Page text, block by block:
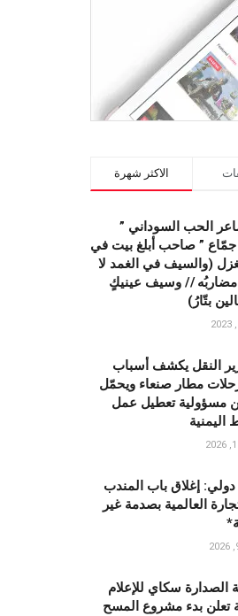
الاكثر شهرة
الحب السوداني ”
جمّاع ” صاحب أبلغ بيت في
(وﺍﻟﺴﻴﻒ ﻓﻲ الغمد ﻻ
// ﻭﺳﻴﻒ ﻋﻴﻨﻴﻚٍ
ﺑﺘّﺎﺭُ)
النقل يكشف أسباب
مطار صنعاء ويحمّل
مسؤولية تعطيل عمل
اليمنية
إغلاق باب المندب
العالمية بصدمة غير
سكاي للإعلام
تعلن بدء مشروع المسح